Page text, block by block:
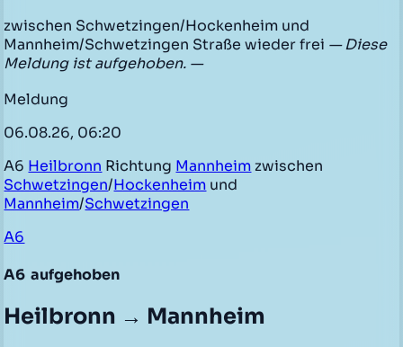
zwischen Schwetzingen/Hockenheim und
Mannheim/Schwetzingen Straße wieder frei — Diese
Meldung ist aufgehoben. —
Meldung
06.08.26, 06:20
A6 Heilbronn Richtung Mannheim zwischen
Schwetzingen/Hockenheim und
Mannheim/Schwetzingen
A6
A6 aufgehoben
Heilbronn → Mannheim